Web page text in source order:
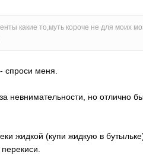
какие то,муть короче не для моих
спроси меня.
но отлично
жидкой (купи жидкую в